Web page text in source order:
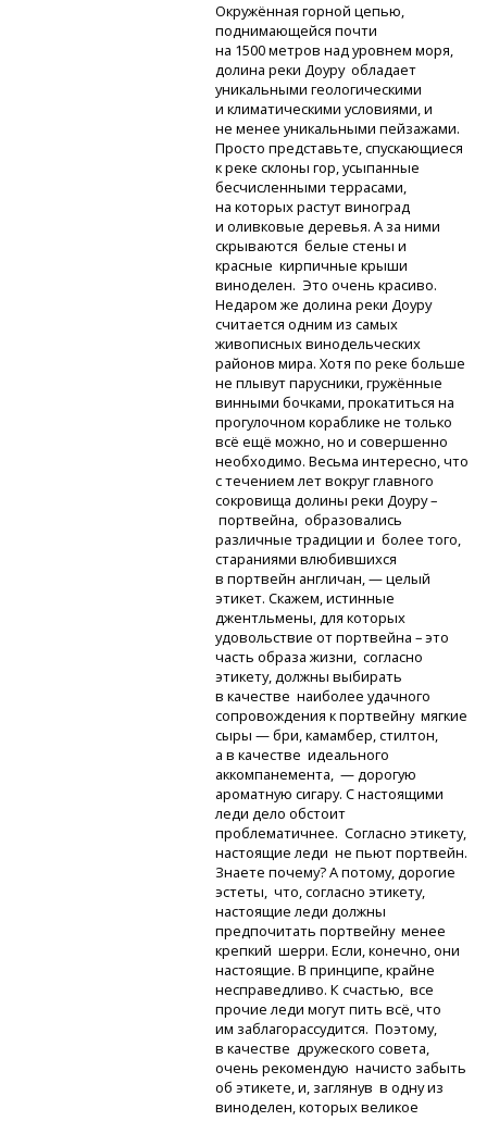
Окружённая горной цепью,
поднимающейся почти
на 1500 метров над уровнем моря,
долина реки Доуру обладает
уникальными геологическими
и климатическими условиями, и
не менее уникальными пейзажами.
Просто представьте, спускающиеся
к реке склоны гор, усыпанные
бесчисленными террасами,
на которых растут виноград
и оливковые деревья. А за ними
скрываются белые стены и
красные кирпичные крыши
виноделен. Это очень красиво.
Недаром же долина реки Доуру
считается одним из самых
живописных винодельческих
районов мира. Хотя по реке больше
не плывут парусники, гружённые
винными бочками, прокатиться на
прогулочном кораблике не только
всё ещё можно, но и совершенно
необходимо. Весьма интересно, что
с течением лет вокруг главного
сокровища долины реки Доуру –
портвейна, образовались
различные традиции и более того,
стараниями влюбившихся
в портвейн англичан, — целый
этикет. Скажем, истинные
джентльмены, для которых
удовольствие от портвейна – это
часть образа жизни, согласно
этикету, должны выбирать
в качестве наиболее удачного
сопровождения к портвейну мягкие
сыры — бри, камамбер, стилтон,
а в качестве идеального
аккомпанемента, — дорогую
ароматную сигару. С настоящими
леди дело обстоит
проблематичнее. Согласно этикету,
настоящие леди не пьют портвейн.
Знаете почему? А потому, дорогие
эстеты, что, согласно этикету,
настоящие леди должны
предпочитать портвейну менее
крепкий шерри. Если, конечно, они
настоящие. В принципе, крайне
несправедливо. К счастью, все
прочие леди могут пить всё, что
им заблагорассудится. Поэтому,
в качестве дружеского совета,
очень рекомендую начисто забыть
об этикете, и, заглянув в одну из
виноделен, которых великое